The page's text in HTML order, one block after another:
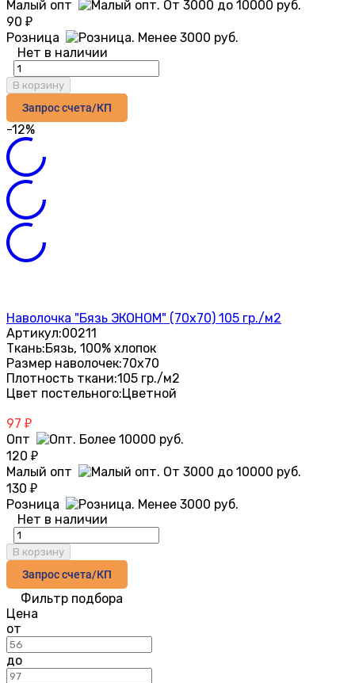
Малый опт
90 ₽
Розница
Нет в наличии
В корзину
Запрос счета/КП
-12%
Наволочка "Бязь ЭКОНОМ" (70х70) 105 гр./м2
Артикул:00211
Ткань:Бязь, 100% хлопок
Размер наволочек:70х70
Плотность ткани:105 гр./м2
Цвет постельного:Цветной
97 ₽
Опт
120 ₽
Малый опт
130 ₽
Розница
Нет в наличии
В корзину
Запрос счета/КП
Фильтр подбора
Цена
от
до